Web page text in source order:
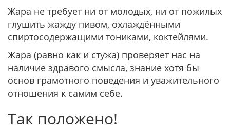
Жара не требует ни от молодых, ни от пожилых
глушить жажду пивом, охлаждёнными
спиртосодержащими тониками, коктейлями.
Жара (равно как и стужа) проверяет нас на
наличие здравого смысла, знание хотя бы
основ грамотного поведения и уважительного
отношения к самим себе.
Так положено!